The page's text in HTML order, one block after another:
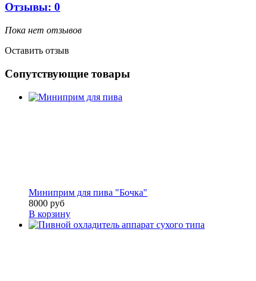
Отзывы: 0
Пока нет отзывов
Оставить отзыв
Сопутствующие товары
Миниприм для пива "Бочка"
8000 руб
В корзину